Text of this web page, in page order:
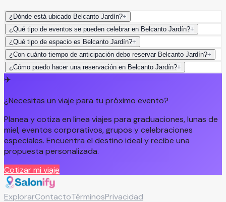
¿Dónde está ubicado Belcanto Jardín?+
¿Qué tipo de eventos se pueden celebrar en Belcanto Jardín?+
¿Qué tipo de espacio es Belcanto Jardín?+
¿Con cuánto tiempo de anticipación debo reservar Belcanto Jardín?+
¿Cómo puedo hacer una reservación en Belcanto Jardín?+
✈️
¿Necesitas un viaje para tu próximo evento?
Planea y cotiza en línea viajes para graduaciones, lunas de
miel, eventos corporativos, grupos y celebraciones
especiales. Encuentra el destino ideal y recibe una
propuesta personalizada.
Cotizar mi viaje
ExplorarContactoTérminosPrivacidad